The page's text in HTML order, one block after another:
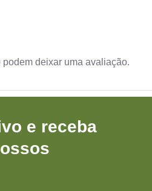
deixar uma avaliação.
e receba